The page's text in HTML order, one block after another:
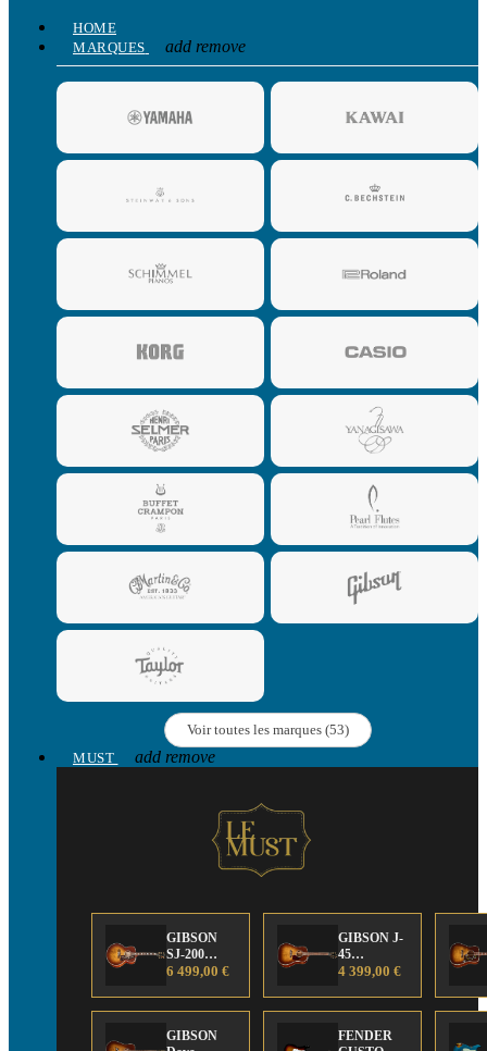
HOME
MARQUES
add remove
Voir toutes les marques (53)
MUST
add remove
GIBSON
SJ-200
Anniversary
Edition
6 499,00 €
GIBSON J-
45
Anniversary
Edition
4 399,00 €
GIBSON
FENDER